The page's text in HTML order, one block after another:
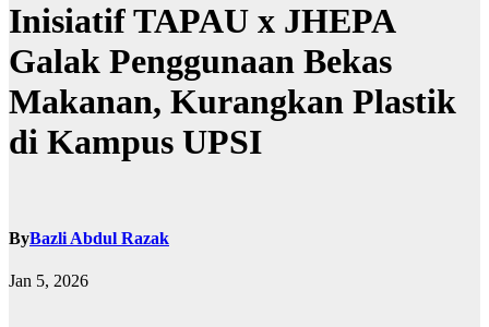
Inisiatif TAPAU x JHEPA
Galak Penggunaan Bekas
Makanan, Kurangkan Plastik
di Kampus UPSI
ByBazli Abdul Razak
Jan 5, 2026